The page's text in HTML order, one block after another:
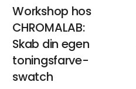
Workshop hos
CHROMALAB:
Skab din egen
toningsfarve-
swatch